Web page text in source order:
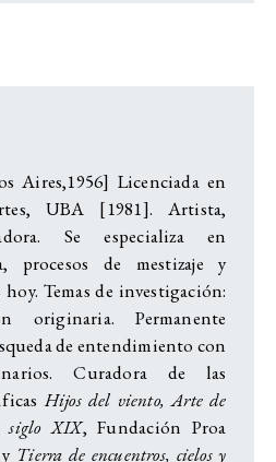
Aires,1956] Licenciada en
UBA [1981]. Artista,
Se especializa en
procesos de mestizaje y
Temas de investigación:
originaria. Permanente
de entendimiento con
Curadora de las
Hijos del viento, Arte de
siglo XIX, Fundación Proa
Tierra de encuentros, cielos y